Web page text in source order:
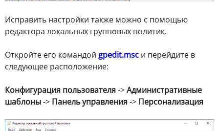
Исправить настройки также можно с помощью
редактора локальных групповых политик.
Откройте его командой gpedit.msc и перейдите в
следующее расположение:
Конфигурация пользователя->Административные
шаблоны-> Панель управления-> Персонализация